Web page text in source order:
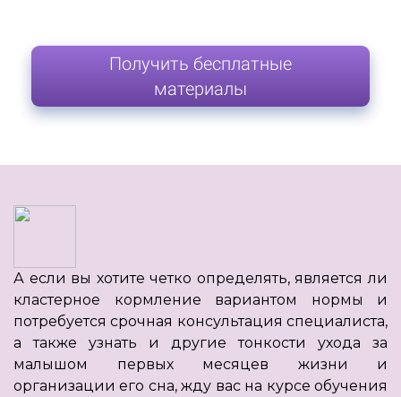
Получить бесплатные
материалы
А если вы хотите четко определять, является ли
кластерное кормление вариантом нормы и
потребуется срочная консультация специалиста,
а также узнать и другие тонкости ухода за
малышом первых месяцев жизни и
организации его сна, жду вас на курсе обучения